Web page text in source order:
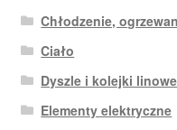
Chłodzenie,
Ciało
Dyszle i kolejki linowe
Elementy elektryczne